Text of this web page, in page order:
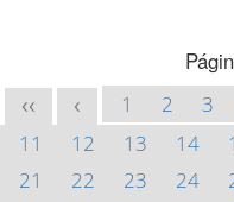
<< < 1 2 3
11
12 13 14
21
22 23 24